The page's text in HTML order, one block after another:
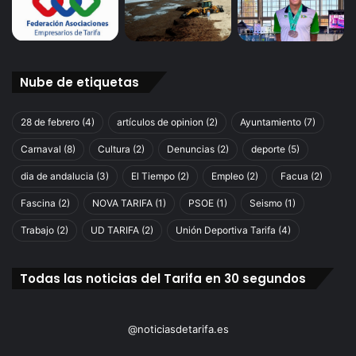
Nube de etiquetas
28 de febrero (4) artículos de opinion (2) Ayuntamiento (7)
Carnaval (8) Cultura (2) Denuncias (2) deporte (5)
dia de andalucia (3) El Tiempo (2) Empleo (2) Facua (2)
Fascina (2) NOVA TARIFA (1) PSOE (1) Seismo (1)
Trabajo (2) UD TARIFA (2) Unión Deportiva Tarifa (4)
Todas las noticias del Tarifa en 30 segundos
@noticiasdetarifa.es